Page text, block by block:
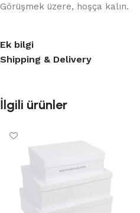
Görüşmek üzere, hoşça kalın.
Ek bilgi
Shipping & Delivery
İlgili ürünler